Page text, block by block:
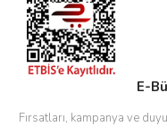
E-
Fırsatları, kampanya ve